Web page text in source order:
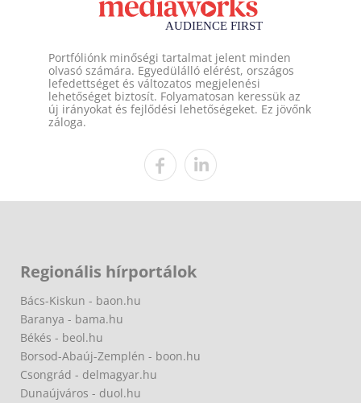
Portfóliónk minőségi tartalmat jelent minden
olvasó számára. Egyedülálló elérést, országos
lefedettséget és változatos megjelenési
lehetőséget biztosít. Folyamatosan keressük az
új irányokat és fejlődési lehetőségeket. Ez jövőnk
záloga.
Regionális hírportálok
Bács-Kiskun - baon.hu
Baranya - bama.hu
Békés - beol.hu
Borsod-Abaúj-Zemplén - boon.hu
Csongrád - delmagyar.hu
Dunaújváros - duol.hu